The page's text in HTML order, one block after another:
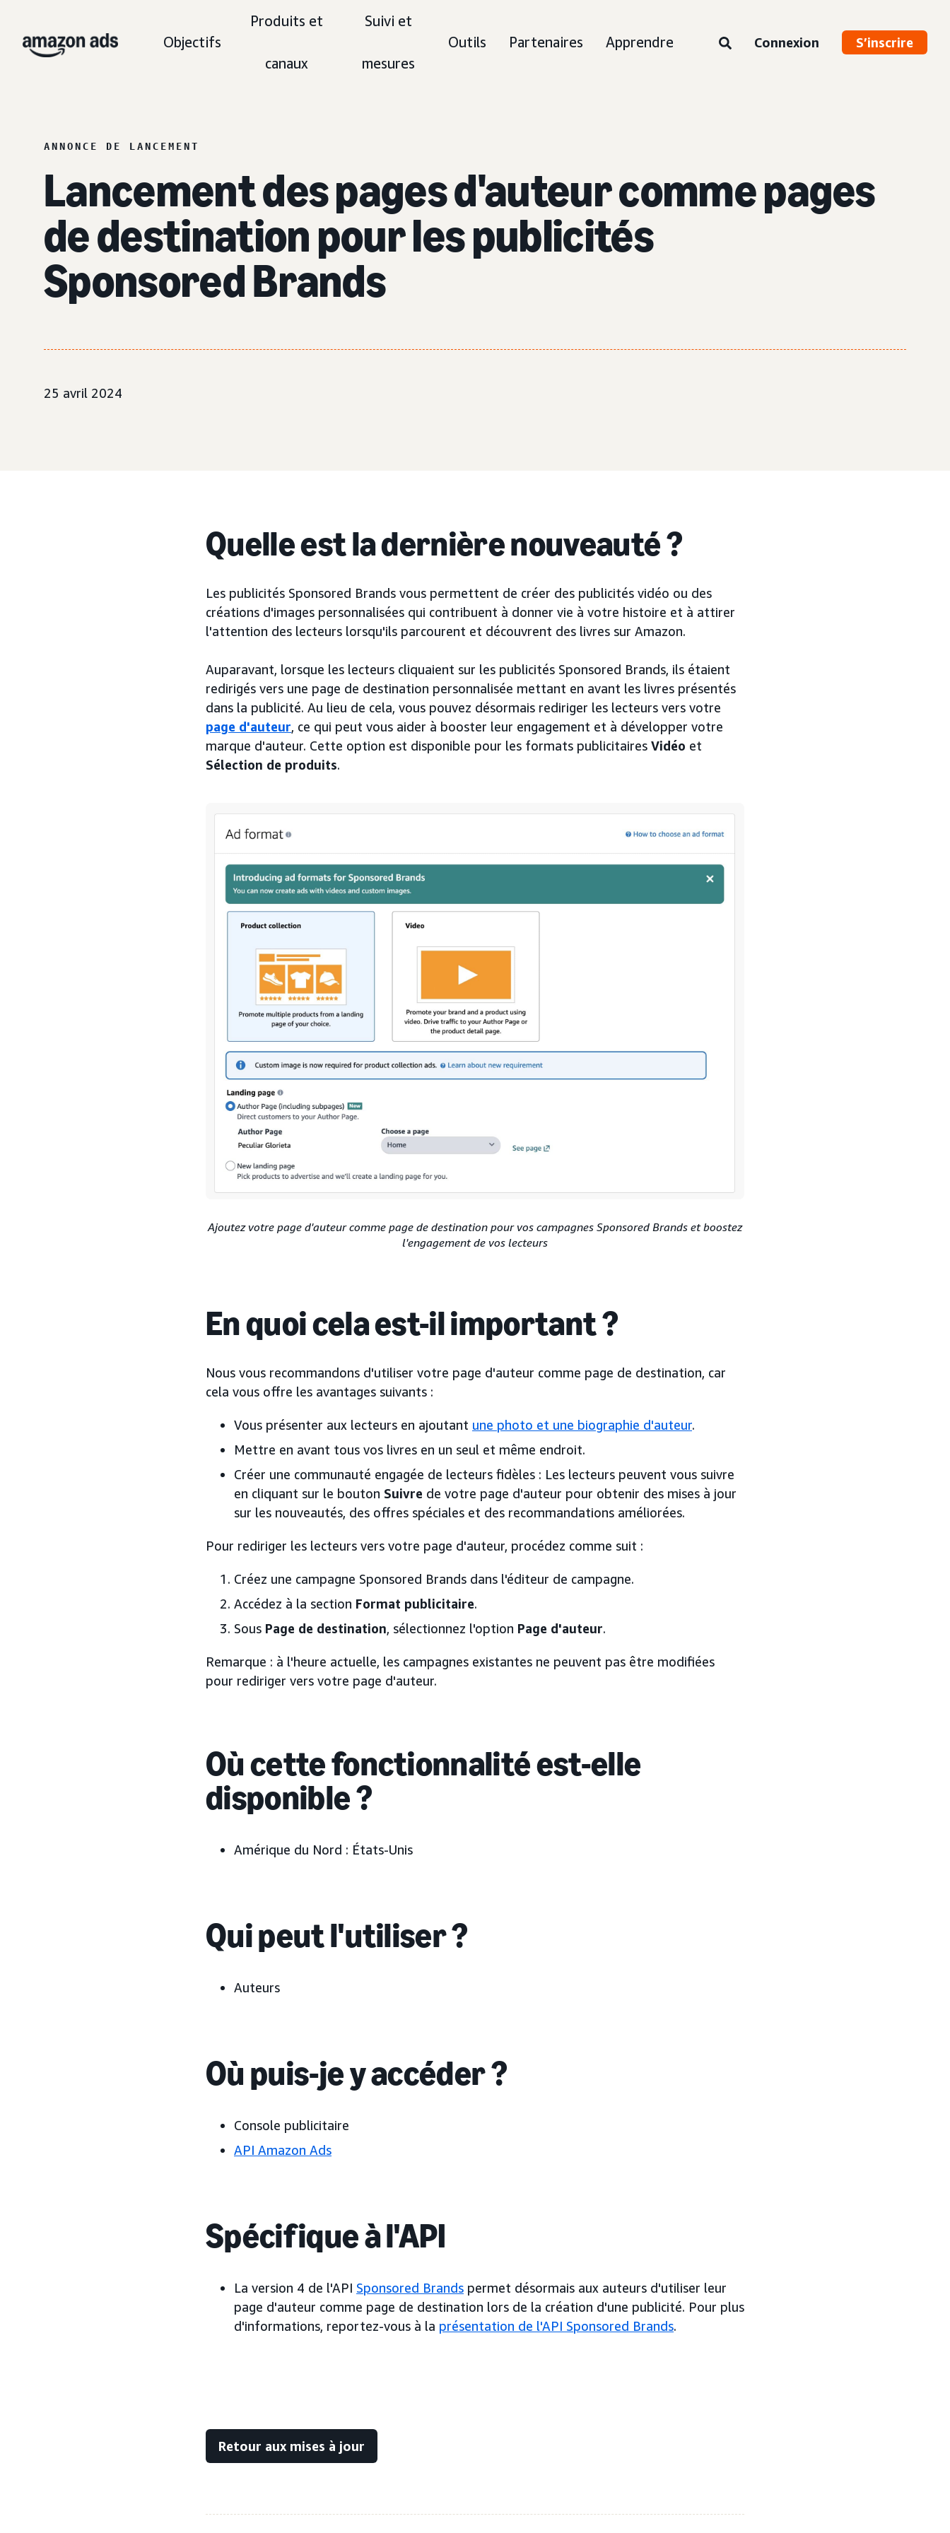
Objectifs
Produits et
canaux
Suivi et
mesures
Outils Partenaires Apprendre Connexion S’inscrire
ANNONCE DE LANCEMENT
Lancement des pages d'auteur comme pages
de destination pour les publicités
Sponsored Brands
25 avril 2024
Quelle est la dernière nouveauté ?
Les publicités Sponsored Brands vous permettent de créer des publicités vidéo ou des
créations d'images personnalisées qui contribuent à donner vie à votre histoire et à attirer
l'attention des lecteurs lorsqu'ils parcourent et découvrent des livres sur Amazon.
Auparavant, lorsque les lecteurs cliquaient sur les publicités Sponsored Brands, ils étaient
redirigés vers une page de destination personnalisée mettant en avant les livres présentés
dans la publicité. Au lieu de cela, vous pouvez désormais rediriger les lecteurs vers votre
page d'auteur, ce qui peut vous aider à booster leur engagement et à développer votre
marque d'auteur. Cette option est disponible pour les formats publicitaires Vidéo et
Sélection de produits.
Ajoutez votre page d'auteur comme page de destination pour vos campagnes Sponsored Brands et boostez
l'engagement de vos lecteurs
En quoi cela est-il important ?
Nous vous recommandons d'utiliser votre page d'auteur comme page de destination, car
cela vous offre les avantages suivants :
Vous présenter aux lecteurs en ajoutant une photo et une biographie d'auteur.
Mettre en avant tous vos livres en un seul et même endroit.
Créer une communauté engagée de lecteurs fidèles : Les lecteurs peuvent vous suivre
en cliquant sur le bouton Suivre de votre page d'auteur pour obtenir des mises à jour
sur les nouveautés, des offres spéciales et des recommandations améliorées.
Pour rediriger les lecteurs vers votre page d'auteur, procédez comme suit :
Créez une campagne Sponsored Brands dans l'éditeur de campagne.
Accédez à la section Format publicitaire.
Sous Page de destination, sélectionnez l'option Page d'auteur.
Remarque : à l'heure actuelle, les campagnes existantes ne peuvent pas être modifiées
pour rediriger vers votre page d'auteur.
Où cette fonctionnalité est-elle
disponible ?
Amérique du Nord : États-Unis
Qui peut l'utiliser ?
Auteurs
Où puis-je y accéder ?
Console publicitaire
API Amazon Ads
Spécifique à l'API
La version 4 de l'API Sponsored Brands permet désormais aux auteurs d'utiliser leur
page d'auteur comme page de destination lors de la création d'une publicité. Pour plus
d'informations, reportez-vous à la présentation de l'API Sponsored Brands.
Retour aux mises à jour